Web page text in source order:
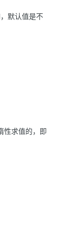
默认值是不
性求值的，即